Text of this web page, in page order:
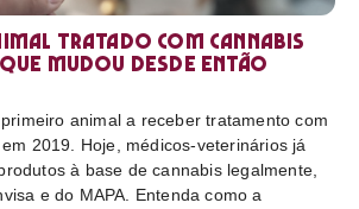
tratado com cannabis
mudou desde então
animal a receber tratamento com
2019. Hoje, médicos-veterinários já
à base de cannabis legalmente,
e do MAPA. Entenda como a